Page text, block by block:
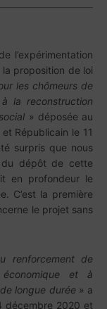
l’expérimentation
proposition de loi
les chômeurs de
la reconstruction
» déposée au
Républicain le 11
surpris que nous
du dépôt de cette
en profondeur le
C’est la première
le projet sans
renforcement de
économique et à
longue durée» a
décembre 2020 et